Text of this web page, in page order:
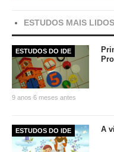
ESTUDOS MAIS LIDOS
ESTUDOS DO IDE
9 anos 6 meses antes
ESTUDOS DO IDE A